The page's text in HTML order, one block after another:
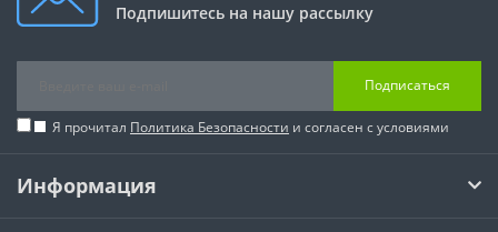
Подпишитесь на нашу рассылку
Подписаться
Я прочитал Политика Безопасности и согласен с условиями
Информация